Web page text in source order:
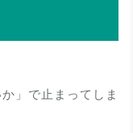
」で止まってしま